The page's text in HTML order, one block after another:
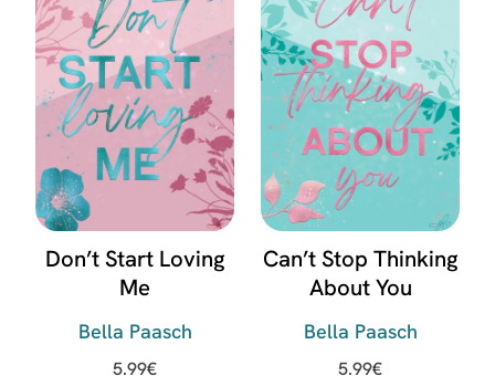
Don’t Start Loving
Me
Bella Paasch
5.99€
Can’t Stop Thinking
About You
Bella Paasch
5.99€